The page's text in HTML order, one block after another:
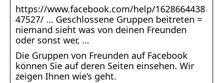
https://www.facebook.com/help/1628664438
47527/ … Geschlossene Gruppen beitreten =
niemand sieht was von deinen Freunden
oder sonst wer, …
Die Gruppen von Freunden auf Facebook
können Sie auf deren Seiten einsehen. Wir
zeigen Ihnen wie’s geht.